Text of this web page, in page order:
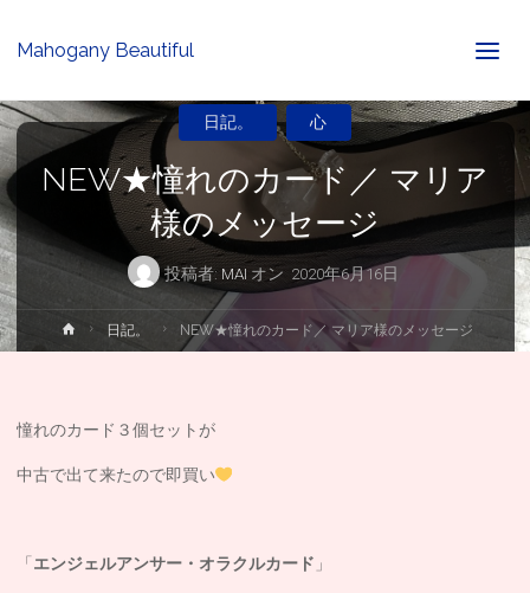
Mahogany Beautiful
NEW★憧れのカード／ マリア
様のメッセージ
投稿者: MAI オン 2020年6月16日
日記。 心
ホ
ー
日記。 NEW★憧れのカード／ マリア様のメッセージ
憧れのカード３個セットが
中古で出て来たので即買い
「 エンジェルアンサー・オラクルカード 」